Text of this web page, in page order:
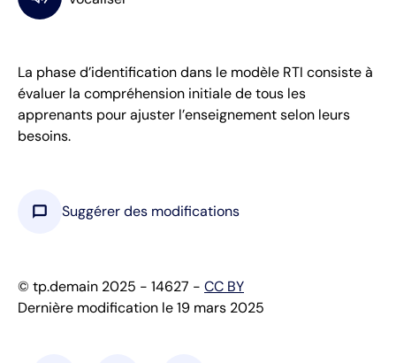
La phase d’identification dans le modèle RTI consiste à
évaluer la compréhension initiale de tous les
apprenants pour ajuster l’enseignement selon leurs
besoins.
chat_bubble Suggérer des modifications
© tp.demain 2025 - 14627 - CC BY
Dernière modification le 19 mars 2025